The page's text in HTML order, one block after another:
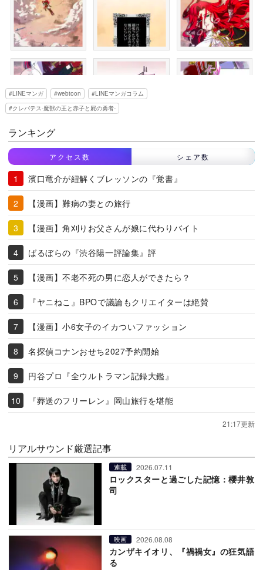
LINEマンガ webtoon
LINEマンガコラム
クレバテス-魔獣の王と赤子と屍の勇者-
ランキング
アクセス数 シェア数
濱口竜介が紐解くブレッソンの『覚書』
【漫画】難病の妻との旅行
【漫画】角刈りお父さんが娘に代わりバイト
ばるぼらの『渋谷陽一評論集』評
【漫画】不老不死の男に恋人ができたら？
『ヤニねこ』BPOで議論もクリエイターは絶賛
【漫画】小6女子のイカついファッション
名探偵コナンおせち2027予約開始
円谷プロ『全ウルトラマン記録大鑑』
『葬送のフリーレン』岡山旅行を堪能
21:17更新
リアルサウンド厳選記事
連載 2026.07.11
ロックスターと過ごした記憶：櫻井敦
司
映画 2026.08.08
カンザキイオリ、『禍禍女』の狂気語
る